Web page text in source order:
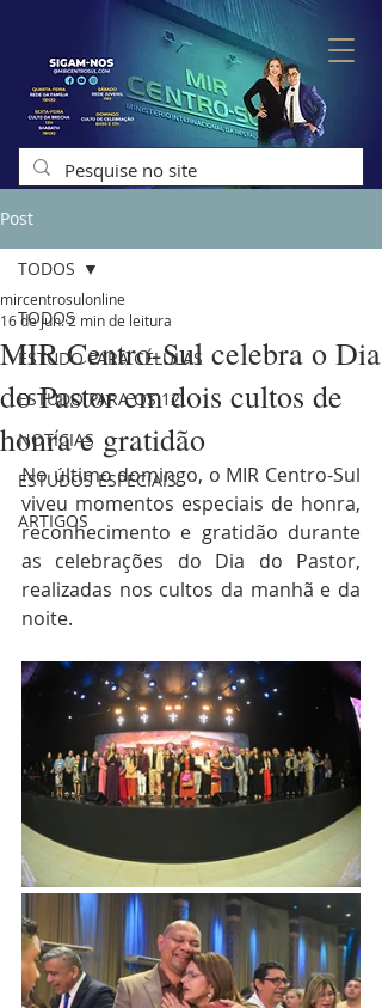
Post
TODOS
ESTUDO PARA CÉLULAS
ESTUDO PARA OS 12
NOTÍCIAS
ESTUDOS ESPECIAIS
ARTIGOS
TODOS
MIR Centro-Sul celebra o Dia
do Pastor em dois cultos de
honra e gratidão
mircentrosulonline
16 de jun.2 min de leitura
No último domingo, o MIR Centro-Sul
viveu momentos especiais de honra,
reconhecimento e gratidão durante
as celebrações do Dia do Pastor,
realizadas nos cultos da manhã e da
noite.